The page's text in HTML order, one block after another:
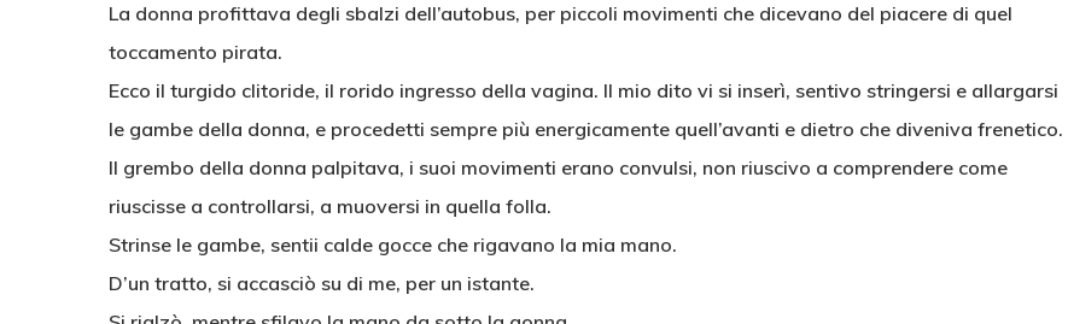
La donna profittava degli sbalzi dell’autobus, per piccoli movimenti che dicevano del piacere di quel
toccamento pirata.
Ecco il turgido clitoride, il rorido ingresso della vagina. Il mio dito vi si inserì, sentivo stringersi e allargarsi
le gambe della donna, e procedetti sempre più energicamente quell’avanti e dietro che diveniva frenetico.
Il grembo della donna palpitava, i suoi movimenti erano convulsi, non riuscivo a comprendere come
riuscisse a controllarsi, a muoversi in quella folla.
Strinse le gambe, sentii calde gocce che rigavano la mia mano.
D’un tratto, si accasciò su di me, per un istante.